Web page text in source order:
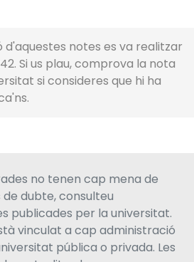
d'aquestes notes es va realitzar
Si us plau, comprova la nota
si consideres que hi ha
no tenen cap mena de
de dubte, consulteu
publicades per la universitat.
vinculat a cap administració
pública o privada. Les